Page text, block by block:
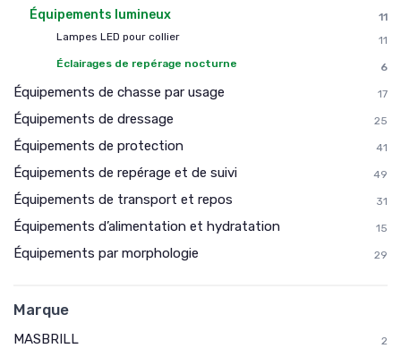
Équipements lumineux
11
Lampes LED pour collier
11
Éclairages de repérage nocturne
6
Équipements de chasse par usage 17
Équipements de dressage 25
Équipements de protection 41
Équipements de repérage et de suivi 49
Équipements de transport et repos 31
Équipements d’alimentation et hydratation 15
Équipements par morphologie 29
Marque
MASBRILL 2